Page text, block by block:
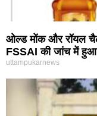
ओल्ड मोंक और रॉयल
FSSAI की जांच में
uttampukarnews